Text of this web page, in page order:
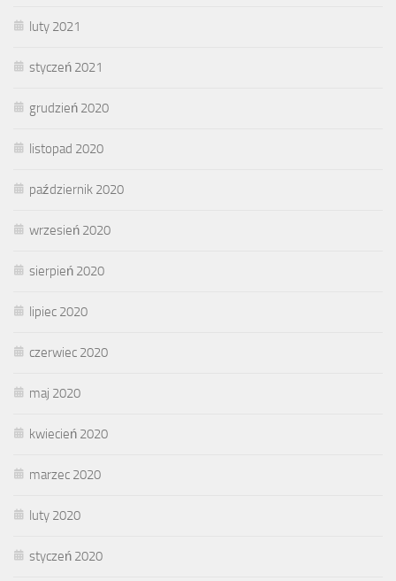
luty 2021
styczeń 2021
grudzień 2020
listopad 2020
październik 2020
wrzesień 2020
sierpień 2020
lipiec 2020
czerwiec 2020
maj 2020
kwiecień 2020
marzec 2020
luty 2020
styczeń 2020